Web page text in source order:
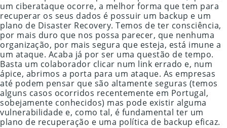
um ciberataque ocorre, a melhor forma que tem para
recuperar os seus dados é possuir um backup e um
plano de Disaster Recovery. Temos de ter consciência,
por mais duro que nos possa parecer, que nenhuma
organização, por mais segura que esteja, está imune a
um ataque. Acaba já por ser uma questão de tempo.
Basta um colaborador clicar num link errado e, num
ápice, abrimos a porta para um ataque. As empresas
até podem pensar que são altamente seguras (temos
alguns casos ocorridos recentemente em Portugal,
sobejamente conhecidos) mas pode existir alguma
vulnerabilidade e, como tal, é fundamental ter um
plano de recuperação e uma política de backup eficaz.